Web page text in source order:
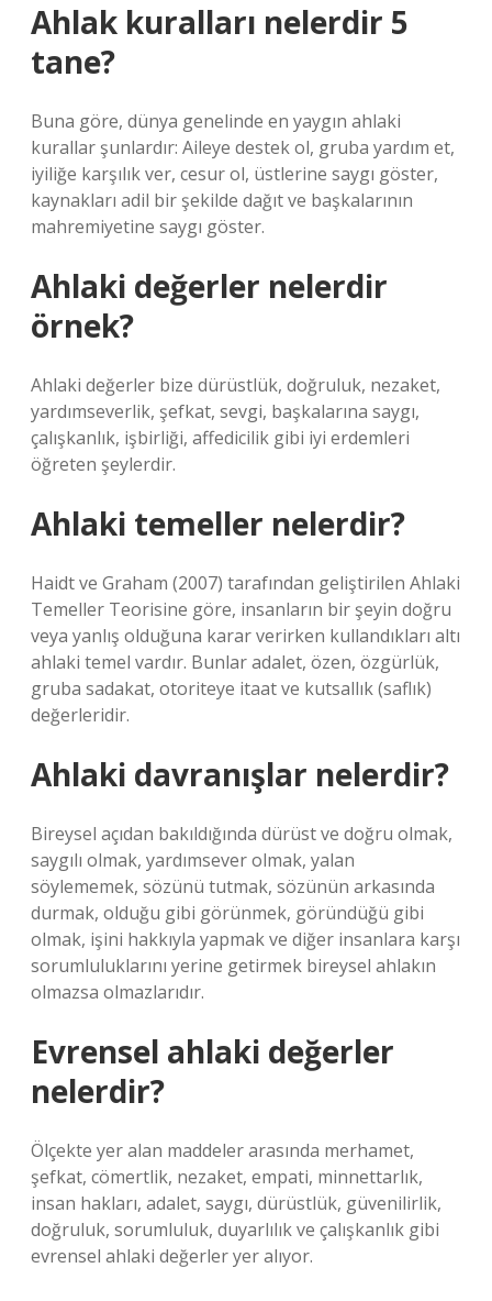
Ahlak kuralları nelerdir 5
tane?
Buna göre, dünya genelinde en yaygın ahlaki
kurallar şunlardır: Aileye destek ol, gruba yardım et,
iyiliğe karşılık ver, cesur ol, üstlerine saygı göster,
kaynakları adil bir şekilde dağıt ve başkalarının
mahremiyetine saygı göster.
Ahlaki değerler nelerdir
örnek?
Ahlaki değerler bize dürüstlük, doğruluk, nezaket,
yardımseverlik, şefkat, sevgi, başkalarına saygı,
çalışkanlık, işbirliği, affedicilik gibi iyi erdemleri
öğreten şeylerdir.
Ahlaki temeller nelerdir?
Haidt ve Graham (2007) tarafından geliştirilen Ahlaki
Temeller Teorisine göre, insanların bir şeyin doğru
veya yanlış olduğuna karar verirken kullandıkları altı
ahlaki temel vardır. Bunlar adalet, özen, özgürlük,
gruba sadakat, otoriteye itaat ve kutsallık (saflık)
değerleridir.
Ahlaki davranışlar nelerdir?
Bireysel açıdan bakıldığında dürüst ve doğru olmak,
saygılı olmak, yardımsever olmak, yalan
söylememek, sözünü tutmak, sözünün arkasında
durmak, olduğu gibi görünmek, göründüğü gibi
olmak, işini hakkıyla yapmak ve diğer insanlara karşı
sorumluluklarını yerine getirmek bireysel ahlakın
olmazsa olmazlarıdır.
Evrensel ahlaki değerler
nelerdir?
Ölçekte yer alan maddeler arasında merhamet,
şefkat, cömertlik, nezaket, empati, minnettarlık,
insan hakları, adalet, saygı, dürüstlük, güvenilirlik,
doğruluk, sorumluluk, duyarlılık ve çalışkanlık gibi
evrensel ahlaki değerler yer alıyor.